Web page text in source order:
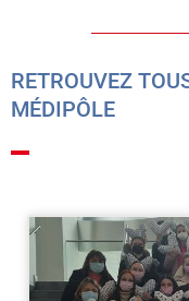
RETROUVEZ
MÉDIPÔLE